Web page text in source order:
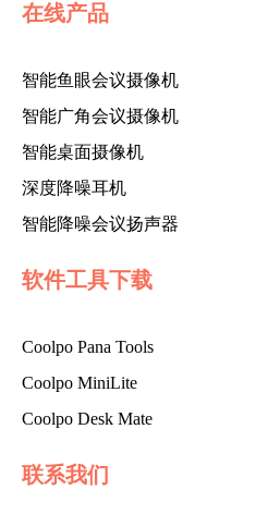
在线产品
智能鱼眼会议摄像机
智能广角会议摄像机
智能桌面摄像机
深度降噪耳机
智能降噪会议扬声器
软件工具下载
Coolpo Pana Tools
Coolpo MiniLite
Coolpo Desk Mate
联系我们